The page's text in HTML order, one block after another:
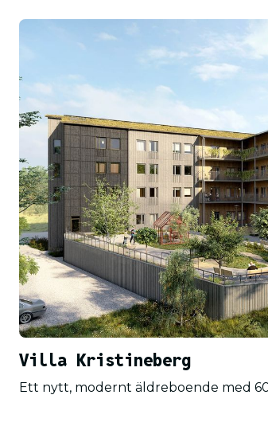
Villa Kristineberg
Ett nytt, modernt äldreboende med